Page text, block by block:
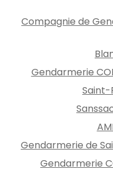
Compagnie de
Gendarmerie
Saint-
Gendarmerie de
Gendarmerie